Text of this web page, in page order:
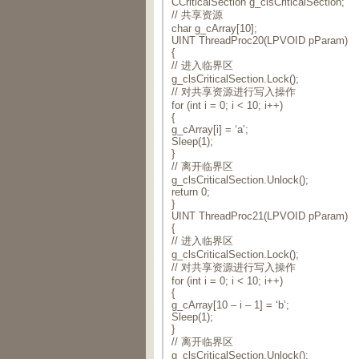
// 共享资源
char g_cArray[10];
UINT ThreadProc20(LPVOID pParam)
{
// 进入临界区
g_clsCriticalSection.Lock();
// 对共享资源进行写入操作
for (int i = 0; i < 10; i++)
{
g_cArray[i] = ‘a’;
Sleep(1);
}
// 离开临界区
g_clsCriticalSection.Unlock();
return 0;
}
UINT ThreadProc21(LPVOID pParam)
{
// 进入临界区
g_clsCriticalSection.Lock();
// 对共享资源进行写入操作
for (int i = 0; i < 10; i++)
{
g_cArray[10 – i – 1] = ‘b’;
Sleep(1);
}
// 离开临界区
g_clsCriticalSection.Unlock();